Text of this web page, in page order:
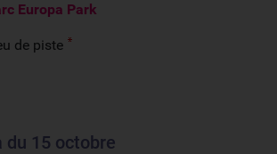
Europa Park
de piste
du 15 octobre